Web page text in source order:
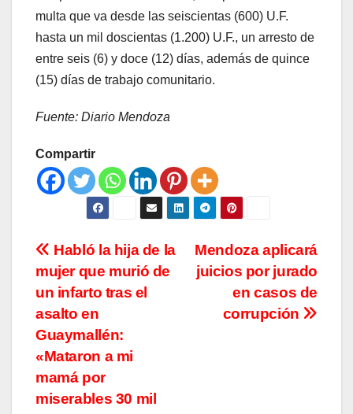
multa que va desde las seiscientas (600) U.F.
hasta un mil doscientas (1.200) U.F., un arresto de
entre seis (6) y doce (12) días, además de quince
(15) días de trabajo comunitario.
Fuente: Diario Mendoza
Compartir
Navegación
de
entradas
Mendoza aplicará
juicios por jurado
en casos de
corrupción
Habló la hija de la
mujer que murió de
un infarto tras el
asalto en
Guaymallén:
«Mataron a mi
mamá por
miserables 30 mil